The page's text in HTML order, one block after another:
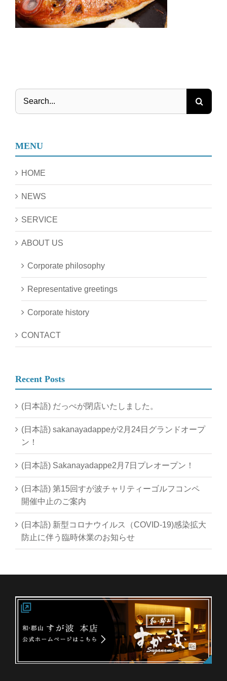
Search
MENU
HOME
NEWS
SERVICE
ABOUT US
Corporate philosophy
Representative greetings
Corporate history
CONTACT
Recent Posts
(日本語) だっぺが閉店いたしました。
(日本語) sakanayadappeが2月24日グランドオープ
ン！
(日本語) Sakanayadappe2月7日プレオープン！
(日本語) 第15回すが波チャリティーゴルフコンペ
開催中止のご案内
(日本語) 新型コロナウイルス（COVID-19)感染拡大
防止に伴う臨時休業のお知らせ